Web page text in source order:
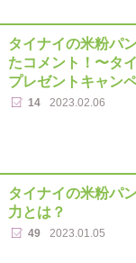
タイナイの米粉パ
たコメント！〜タ
プレゼントキャン
14 2023.02.06
タイナイの米粉パ
力とは？
49 2023.01.05